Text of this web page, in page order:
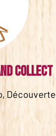
collect
Découverte